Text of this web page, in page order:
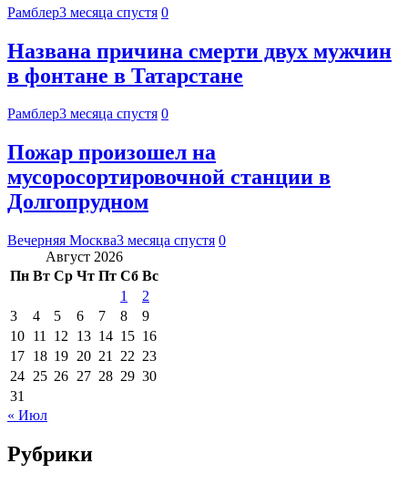
Рамблер3 месяца спустя 0
Названа причина смерти двух мужчин
в фонтане в Татарстане
Рамблер3 месяца спустя 0
Пожар произошел на
мусоросортировочной станции в
Долгопрудном
Вечерняя Москва3 месяца спустя 0
Август 2026
Пн Вт Ср Чт Пт Сб Вс
1
2
3
4 5 6 7 8
9
10 11 12 13 14 15 16
17 18 19 20 21 22 23
24 25 26 27 28 29 30
31
« Июл
Рубрики